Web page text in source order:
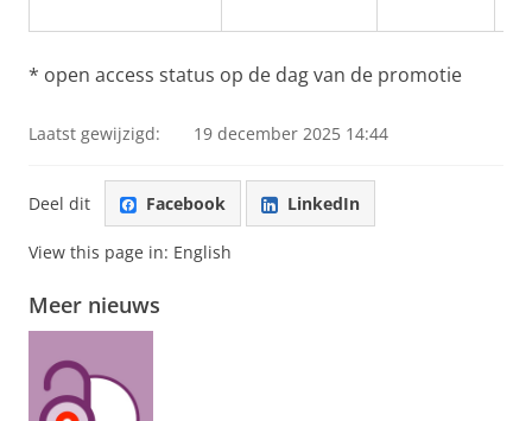
* open access status op de dag van de promotie
Laatst gewijzigd: 19 december 2025 14:44
Deel dit Facebook LinkedIn
View this page in: English
Meer nieuws